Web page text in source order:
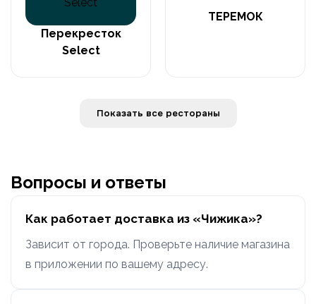
Перекресток
Select
ТЕРЕМОК
Показать все рестораны
Вопросы и ответы
Как работает доставка из «Чижика»?
Зависит от города. Проверьте наличие магазина
в приложении по вашему адресу.